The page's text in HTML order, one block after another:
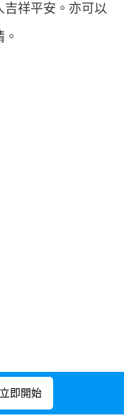
祥平安。亦可以
援
立即開始